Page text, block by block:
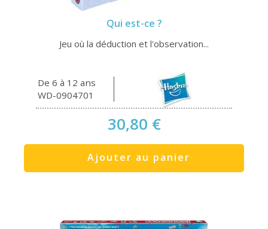
Qui est-ce ?
Jeu où la déduction et l'observation...
De 6 à 12 ans
WD-0904701
30,80 €
Ajouter au panier